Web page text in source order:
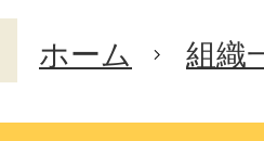
ホーム 組織